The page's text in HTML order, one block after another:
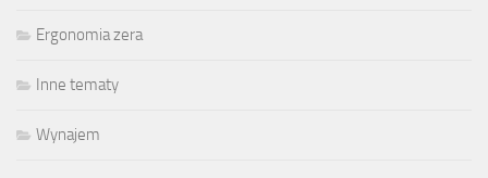
Ergonomia zera
Inne tematy
Wynajem